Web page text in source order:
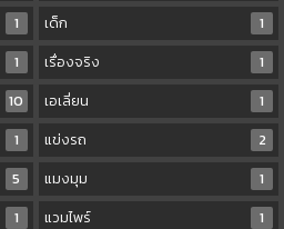
1 เด็ก
1
1 เรื่องจริง
1
10 เอเลี่ยน
1
1 แข่งรถ
2
5 แมงมุม
1
1 แวมไพร์
1